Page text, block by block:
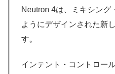
Neutron 4は、ミキシング
ようにデザインされた新
す。
インテント・コントロー